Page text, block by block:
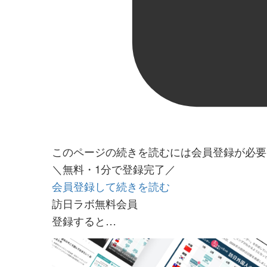
このページの続きを読むには会員登録が必
＼無料・1分で登録完了／
会員登録して続きを読む
訪日ラボ無料会員
登録すると…